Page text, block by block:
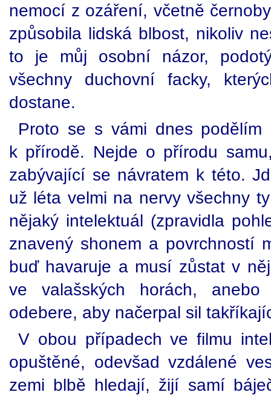
nemocí z ozáření, včetně
způsobila lidská blbost, nikoliv
to je můj osobní názor,
všechny duchovní facky,
dostane.
Proto se s vámi dnes
k přírodě. Nejde o přírodu
zabývající se návratem k této.
už léta velmi na nervy všechny
nějaký intelektuál (zpravidla
znavený shonem a povrchností
buď havaruje a musí zůstat v
ve valašských horách,
odebere, aby načerpal sil
V obou případech ve filmu
opuštěné, odevšad vzdálené
zemi blbě hledají, žijí samí